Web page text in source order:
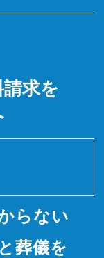
求を
らない
葬儀を